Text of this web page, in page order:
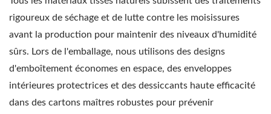
rigoureux de séchage et de lutte contre les moisissures
avant la production pour maintenir des niveaux d'humidité
sûrs. Lors de l'emballage, nous utilisons des designs
d'emboîtement économes en espace, des enveloppes
intérieures protectrices et des dessiccants haute efficacité
dans des cartons maîtres robustes pour prévenir